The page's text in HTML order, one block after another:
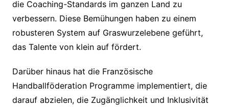
die Coaching-Standards im ganzen Land zu
verbessern. Diese Bemühungen haben zu einem
robusteren System auf Graswurzelebene geführt,
das Talente von klein auf fördert.
Darüber hinaus hat die Französische
Handballföderation Programme implementiert, die
darauf abzielen, die Zugänglichkeit und Inklusivität